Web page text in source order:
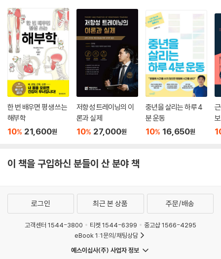
부위의 특징을 설명하고 어떻게 기능성운동을 통하여 강화할 수 있는지!
기초 스트레칭에서부터 기능성 운동까지 신체를 어떻게 관리해야하는지
에 대한 방법을 이 책을 통하여 알 수 있습니다!
- 이지용 (발할라짐 대표)
한 번 배우면 평생 쓰는
해부학
10% 21,600원
저항성 트레이닝의 이
론과 실제
10% 27,000원
중년을 살리는 하루 4
분 운동
10% 16,650원
이 책을 구입하신 분들이 산 분야 책
로그인 최근 본 상품 주문/배송
고객센터 1544-3800 티켓 1544-6399
중고샵 1566-4295
eBook 1:1문의/채팅상담
예스이십사(주) 사업자 정보